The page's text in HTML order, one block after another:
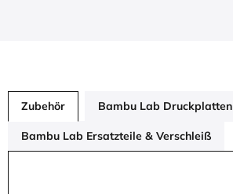
Zubehör Bambu Lab Druckplatten
Bambu Lab Ersatzteile & Verschleiß